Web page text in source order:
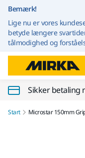
Bemærk!
Lige nu er vores
betyde længere
tålmodighed og
Sikker betaling
Start Microstar 150mm